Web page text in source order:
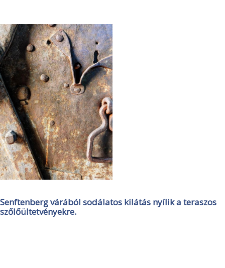
Senftenberg várából sodálatos kilátás nyílik a teraszos
szőlőültetvényekre.